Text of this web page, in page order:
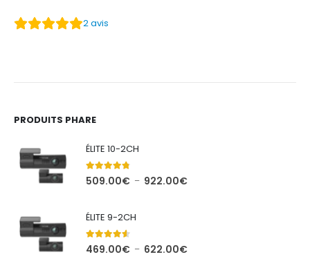
2avis
PRODUITS PHARE
ÉLITE 10-2CH
4.71out of 5
509.00€ – 922.00€Plage
922.00€
ÉLITE 9-2CH
4.44out of 5
469.00€ – 622.00€Plage